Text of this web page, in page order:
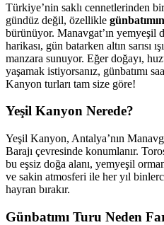
Türkiye’nin saklı cennetlerinden
gündüz değil, özellikle
bürünüyor. Manavgat’ın yemyeşil
harikası, gün batarken altın sarısı
manzara sunuyor. Eğer doğayı,
yaşamak istiyorsanız, günbatımı
Kanyon turları tam size göre!
Yeşil Kanyon Nerede?
Yeşil Kanyon, Antalya’nın
Barajı çevresinde konumlanır.
bu eşsiz doğa alanı, yemyeşil
ve sakin atmosferi ile her yıl
hayran bırakır.
Günbatımı Turu Neden